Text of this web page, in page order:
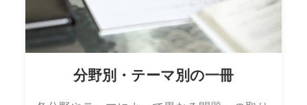
分野別・テーマ別の一冊